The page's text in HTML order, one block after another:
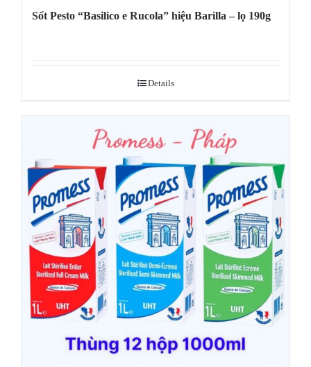
Sốt Pesto “Basilico e Rucola” hiệu Barilla – lọ 190g
Details